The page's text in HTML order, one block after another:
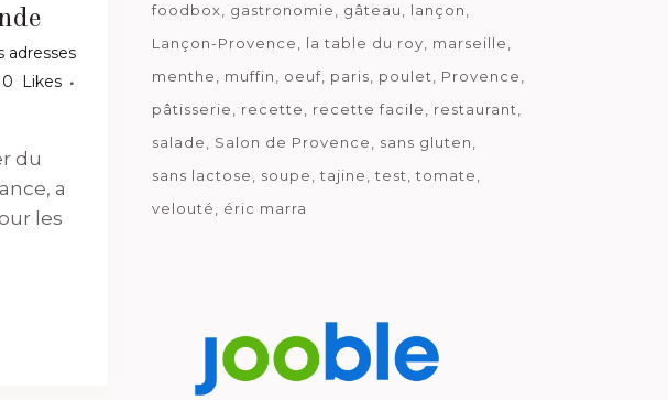
adresses
0
Likes
du
a
les
foodbox
gastronomie gâteau
lançon
Lançon-Provence
la table du roy
marseille
menthe
muffin oeuf paris poulet
Provence
pâtisserie
recette recette facile
restaurant
salade
Salon de Provence
sans gluten
sans lactose
soupe tajine test
tomate
velouté
éric marra